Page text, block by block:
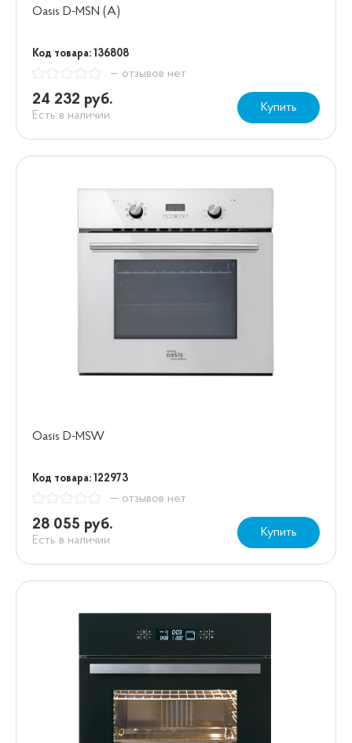
Oasis D-MSN (A)
Код товара: 136808
— отзывов нет
24 232 руб.
Есть в наличии
Купить
Oasis D-MSW
Код товара: 122973
— отзывов нет
28 055 руб.
Есть в наличии
Купить